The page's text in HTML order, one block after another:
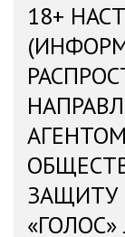
18+
ЗАЩИТУ